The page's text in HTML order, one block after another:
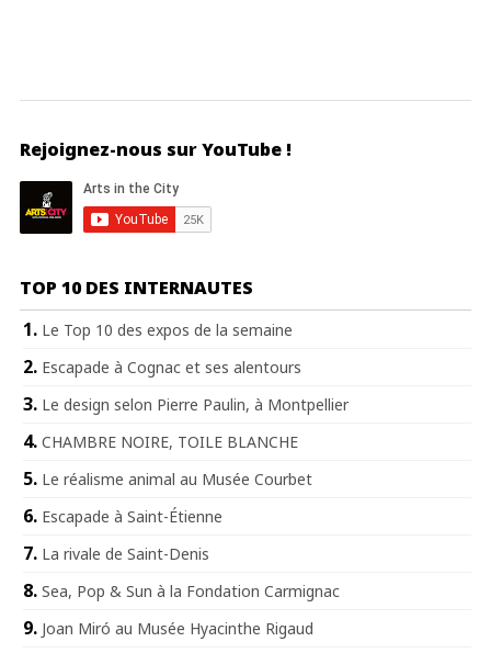
Rejoignez-nous sur YouTube !
TOP 10 DES INTERNAUTES
Le Top 10 des expos de la semaine
Escapade à Cognac et ses alentours
Le design selon Pierre Paulin, à Montpellier
CHAMBRE NOIRE, TOILE BLANCHE
Le réalisme animal au Musée Courbet
Escapade à Saint-Étienne
La rivale de Saint-Denis
Sea, Pop & Sun à la Fondation Carmignac
Joan Miró au Musée Hyacinthe Rigaud